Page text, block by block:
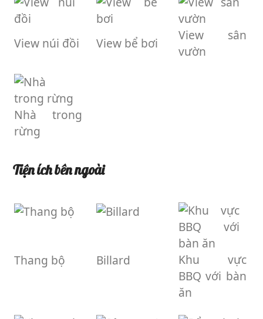
View núi đồi View bể bơi
View sân
vườn
Nhà trong
rừng
Tiện ích bên ngoài
Thang bộ Billard
Khu vực
BBQ với bàn
ăn